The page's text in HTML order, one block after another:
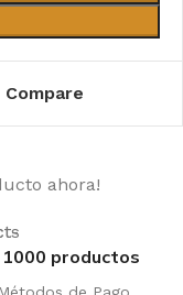
Compare
ahora!
1000 productos
Métodos de Pago